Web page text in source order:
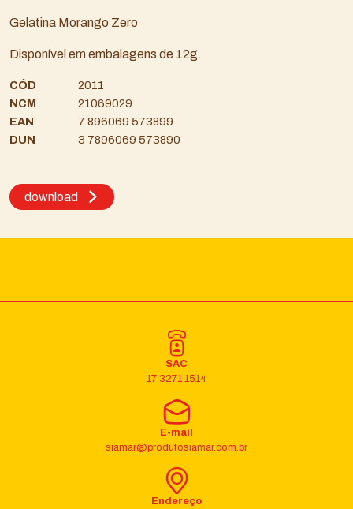
Gelatina Morango Zero
Disponível em embalagens de 12g.
CÓD
2011
NCM
21069029
EAN
7 896069 573899
DUN
3 7896069 573890
download
SAC
17 3271 1514
E-mail
siamar@produtosiamar.com.br
Endereço